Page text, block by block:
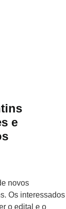
e
novos
Os interessados
o edital e o